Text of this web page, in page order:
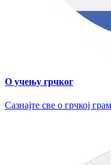
О учењу грчког
Сазнајте све о грчкој